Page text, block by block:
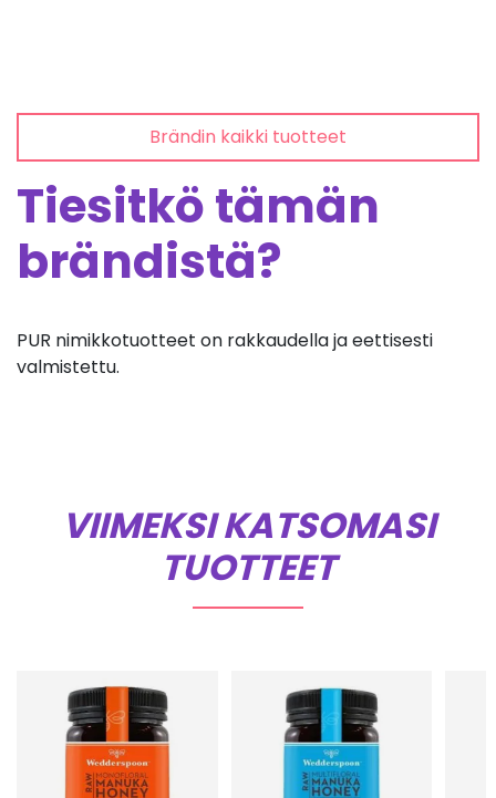
Brändin kaikki tuotteet
Tiesitkö tämän
brändistä?
PUR nimikkotuotteet on rakkaudella ja eettisesti
valmistettu.
VIIMEKSI KATSOMASI
TUOTTEET